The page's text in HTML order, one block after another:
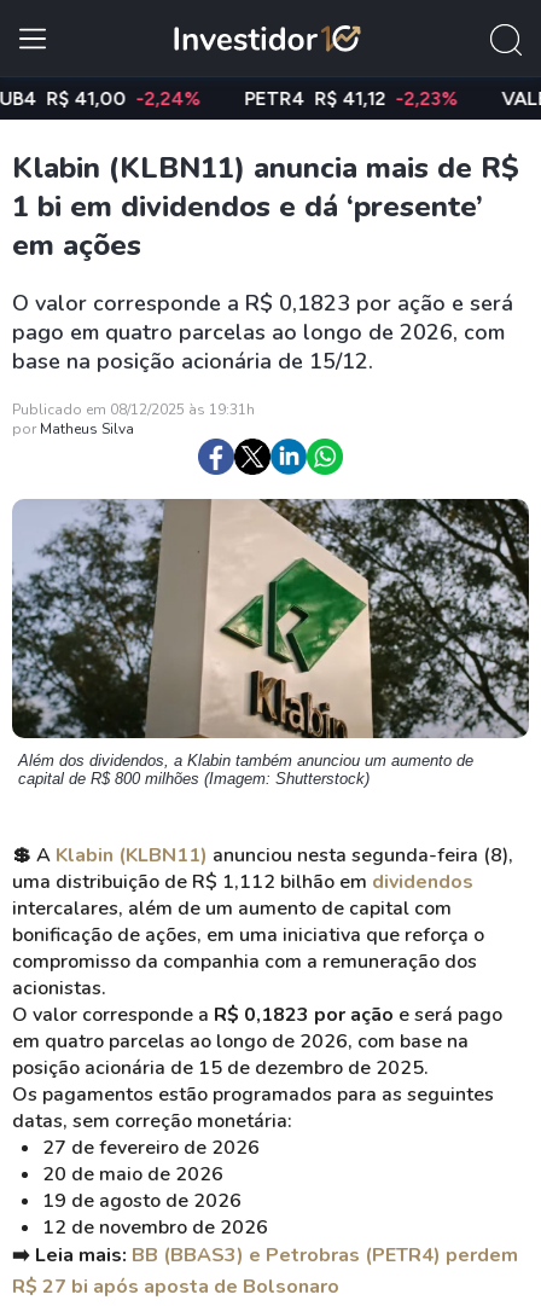
41,00 -2,24% PETR4 R$ 41,12 -2,23% VALE3
Klabin (KLBN11) anuncia mais de R$
1 bi em dividendos e dá ‘presente’
em ações
O valor corresponde a R$ 0,1823 por ação e será
pago em quatro parcelas ao longo de 2026, com
base na posição acionária de 15/12.
Publicado em 08/12/2025 às 19:31h
por Matheus Silva
Além dos dividendos, a Klabin também anunciou um aumento de
capital de R$ 800 milhões (Imagem: Shutterstock)
💲 A Klabin (KLBN11) anunciou nesta segunda-feira (8),
uma distribuição de R$ 1,112 bilhão em dividendos
intercalares, além de um aumento de capital com
bonificação de ações, em uma iniciativa que reforça o
compromisso da companhia com a remuneração dos
acionistas.
O valor corresponde a R$ 0,1823 por ação e será pago
em quatro parcelas ao longo de 2026, com base na
posição acionária de 15 de dezembro de 2025.
Os pagamentos estão programados para as seguintes
datas, sem correção monetária:
27 de fevereiro de 2026
20 de maio de 2026
19 de agosto de 2026
12 de novembro de 2026
➡️ Leia mais: BB (BBAS3) e Petrobras (PETR4) perdem
R$ 27 bi após aposta de Bolsonaro